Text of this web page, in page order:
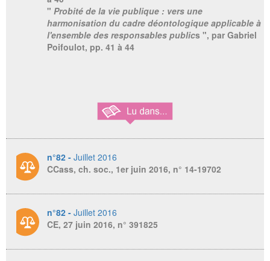
" Probité de la vie publique : vers une
harmonisation du cadre déontologique applicable à
l'ensemble des responsables publics ", par Gabriel
Poifoulot, pp. 41 à 44
n°82 - Juillet 2016
CCass, ch. soc., 1er juin 2016, n° 14-19702
n°82 - Juillet 2016
CE, 27 juin 2016, n° 391825